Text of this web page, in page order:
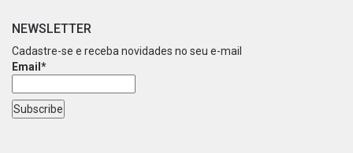
NEWSLETTER
Cadastre-se e receba novidades no seu e-mail
Email*